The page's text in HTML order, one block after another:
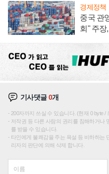
경제정책
중국 관
회" 주장
기사댓글0개
200자까지 쓰실 수 있습니다. (현재 0 byte /
저작권 등 다른 사람의 권리를 침해하거나
를 받을 수 있습니다.
타인에게 불쾌감을 주는 욕설 등 비하하는
리자의 판단에 의해 삭제 합니다.